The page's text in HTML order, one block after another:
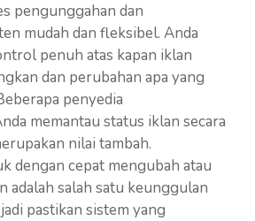
pengunggahan dan
mudah dan fleksibel. Anda
penuh atas kapan iklan
dan perubahan apa yang
penyedia
memantau status iklan secara
nilai tambah.
dengan cepat mengubah atau
adalah salah satu keunggulan
pastikan sistem yang